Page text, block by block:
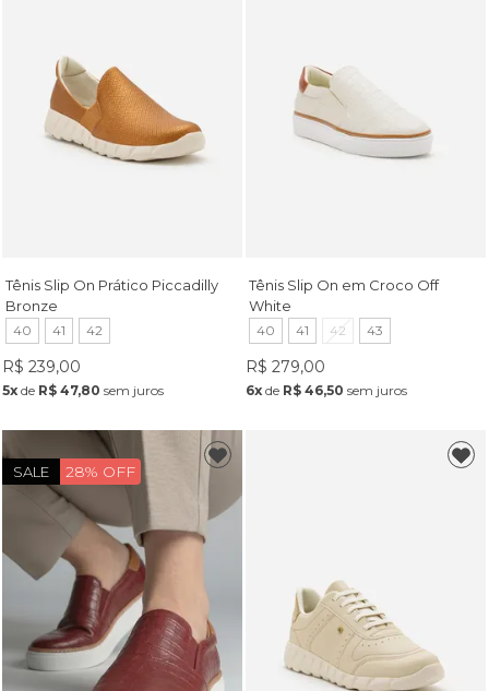
Tênis Slip On Prático Piccadilly
Bronze
40 41 42
R$ 239,00
5xde R$ 47,80 sem juros
Tênis Slip On em Croco Off
White
40 41 42 43
R$ 279,00
6x de R$ 46,50 sem juros
SALE 28% OFF